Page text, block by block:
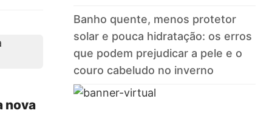
nova
Banho quente, menos protetor
solar e pouca hidratação: os erros
que podem prejudicar a pele e o
couro cabeludo no inverno